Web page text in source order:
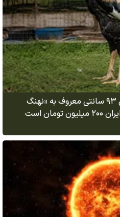
خروس جنگی هندی؛ خروس ۹۳ سانتی معروف به «نهنگ
است